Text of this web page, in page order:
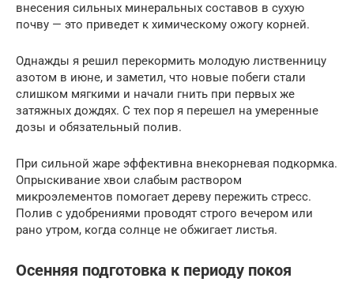
внесения сильных минеральных составов в сухую
почву — это приведет к химическому ожогу корней.
Однажды я решил перекормить молодую лиственницу
азотом в июне, и заметил, что новые побеги стали
слишком мягкими и начали гнить при первых же
затяжных дождях. С тех пор я перешел на умеренные
дозы и обязательный полив.
При сильной жаре эффективна внекорневая подкормка.
Опрыскивание хвои слабым раствором
микроэлементов помогает дереву пережить стресс.
Полив с удобрениями проводят строго вечером или
рано утром, когда солнце не обжигает листья.
Осенняя подготовка к периоду покоя